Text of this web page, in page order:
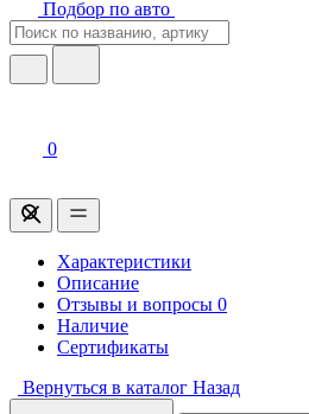
Подбор по авто
0
Характеристики
Описание
Отзывы и вопросы 0
Наличие
Сертификаты
Вернуться в каталог Назад